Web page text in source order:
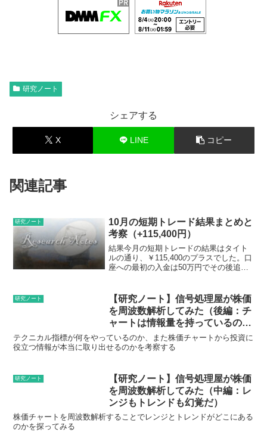
研究ノート
シェアする
X LINE コピー
関連記事
研究ノート
10月の短期トレード結果まとめと
考察（+115,400円）
結果今月の短期トレードの結果はタイト
ルの通り、￥115,400のプラスでした。口
座への最初の入金は50万円でその後追加
で120万円を一か月で131万円に増やし
た...
研究ノート
【研究ノート】信号処理屋が株価
を周波数解析してみた（後編：チ
ャートは情報量を持っているの
か）
テクニカル指標が何をやっているのか、また株価チャートから投資に
役立つ情報が本当に取り出せるのかを考察する
研究ノート
【研究ノート】信号処理屋が株価
を周波数解析してみた（中編：レ
ンジもトレンドも幻覚だ）
株価チャートを周波数解析することでレンジとトレンドがどこにある
のかを探ってみる